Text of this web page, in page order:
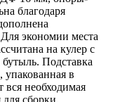
благодаря
экономии места
на кулер с
Подставка
упакованная в
вся необходимая